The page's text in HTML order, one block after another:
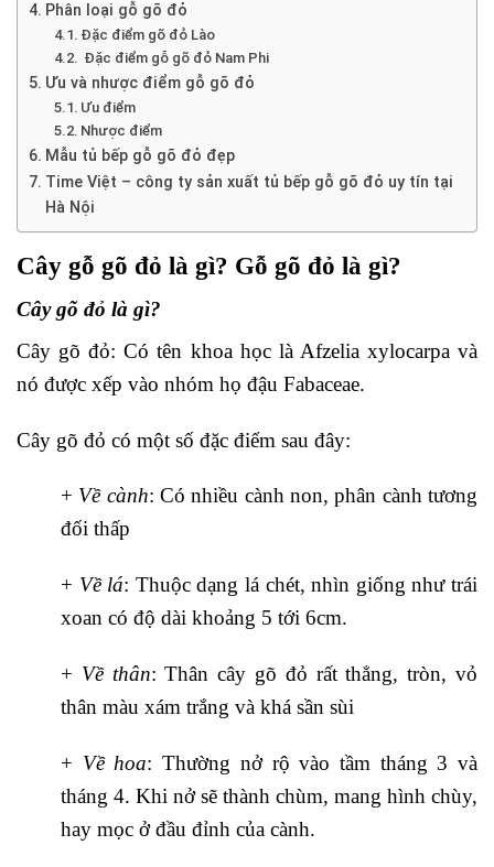
Phân loại gỗ gõ đỏ
Đặc điểm gõ đỏ Lào
Đặc điểm gỗ gõ đỏ Nam Phi
Ưu và nhược điểm gỗ gõ đỏ
Ưu điểm
Nhược điểm
Mẫu tủ bếp gỗ gõ đỏ đẹp
Time Việt – công ty sản xuất tủ bếp gỗ gõ đỏ uy tín tại
Hà Nội
Cây gỗ gõ đỏ là gì? Gỗ gõ đỏ là gì?
Cây gõ đỏ là gì?
Cây gõ đỏ: Có tên khoa học là Afzelia xylocarpa và
nó được xếp vào nhóm họ đậu Fabaceae.
Cây gõ đỏ có một số đặc điểm sau đây:
+ Về cành: Có nhiều cành non, phân cành tương
đối thấp
+ Về lá: Thuộc dạng lá chét, nhìn giống như trái
xoan có độ dài khoảng 5 tới 6cm.
+ Về thân: Thân cây gõ đỏ rất thẳng, tròn, vỏ
thân màu xám trắng và khá sần sùi
+ Về hoa: Thường nở rộ vào tầm tháng 3 và
tháng 4. Khi nở sẽ thành chùm, mang hình chùy,
hay mọc ở đầu đỉnh của cành.